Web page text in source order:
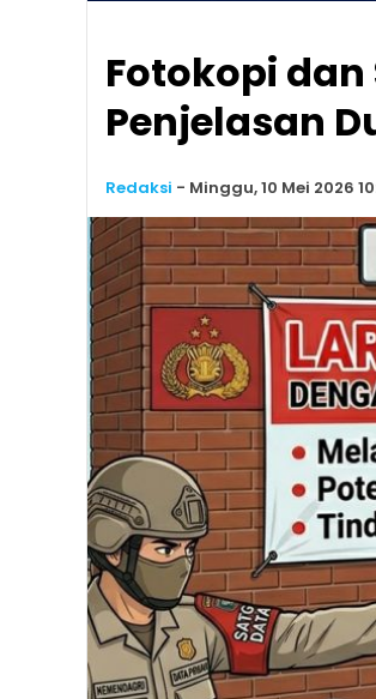
Fotokopi dan
Penjelasan
Redaksi - Minggu, 10 Mei 2026